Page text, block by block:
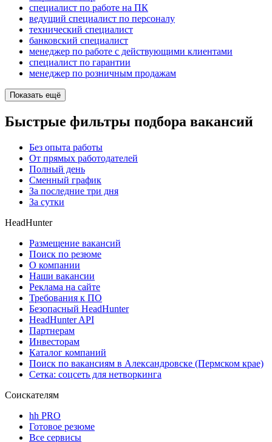
специалист по работе на ПК
ведущий специалист по персоналу
технический специалист
банковский специалист
менеджер по работе с действующими клиентами
специалист по гарантии
менеджер по розничным продажам
Показать ещё
Быстрые фильтры подбора вакансий
Без опыта работы
От прямых работодателей
Полный день
Сменный график
За последние три дня
За сутки
HeadHunter
Размещение вакансий
Поиск по резюме
О компании
Наши вакансии
Реклама на сайте
Требования к ПО
Безопасный HeadHunter
HeadHunter API
Партнерам
Инвесторам
Каталог компаний
Поиск по вакансиям в Александровске (Пермском крае)
Сетка: соцсеть для нетворкинга
Соискателям
hh PRO
Готовое резюме
Все сервисы